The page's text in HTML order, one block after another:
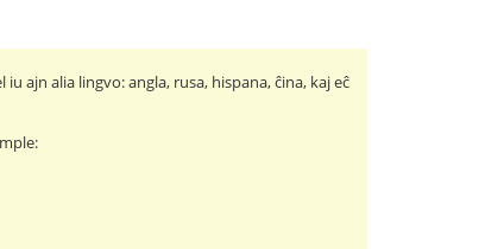
ajn alia lingvo: angla, rusa, hispana, ĉina, kaj eĉ